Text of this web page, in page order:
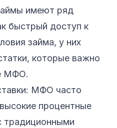
имеют ряд
быстрый доступ к
займа, у них
которые важно
МФО.
МФО часто
процентные
традиционными